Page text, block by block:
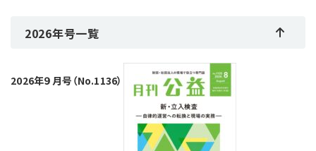
2026年号一覧
2026年９月号（No.1136）